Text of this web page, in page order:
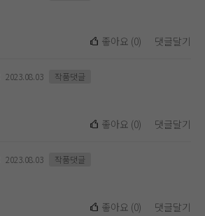
좋아요 (0) 댓글달기
2023.08.03 작품댓글
좋아요 (0) 댓글달기
2023.08.03 작품댓글
좋아요 (0) 댓글달기